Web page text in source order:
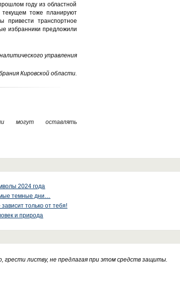
году из областной
тоже планируют
привести транспортное
избранники предложили
управления
Кировской области.
могут оставлять
2024 года
темные дни…
зависит только от тебя!
и природа
листву, не предлагая при этом средств защиты.